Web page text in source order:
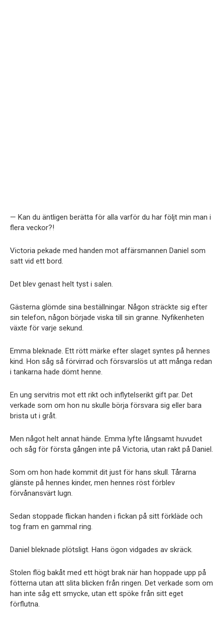
— Kan du äntligen berätta för alla varför du har följt min man i
flera veckor?!
Victoria pekade med handen mot affärsmannen Daniel som
satt vid ett bord.
Det blev genast helt tyst i salen.
Gästerna glömde sina beställningar. Någon sträckte sig efter
sin telefon, någon började viska till sin granne. Nyfikenheten
växte för varje sekund.
Emma bleknade. Ett rött märke efter slaget syntes på hennes
kind. Hon såg så förvirrad och försvarslös ut att många redan
i tankarna hade dömt henne.
En ung servitris mot ett rikt och inflytelserikt gift par. Det
verkade som om hon nu skulle börja försvara sig eller bara
brista ut i gråt.
Men något helt annat hände. Emma lyfte långsamt huvudet
och såg för första gången inte på Victoria, utan rakt på Daniel.
Som om hon hade kommit dit just för hans skull. Tårarna
glänste på hennes kinder, men hennes röst förblev
förvånansvärt lugn.
Sedan stoppade flickan handen i fickan på sitt förkläde och
tog fram en gammal ring.
Daniel bleknade plötsligt. Hans ögon vidgades av skräck.
Stolen flög bakåt med ett högt brak när han hoppade upp på
fötterna utan att slita blicken från ringen. Det verkade som om
han inte såg ett smycke, utan ett spöke från sitt eget
förflutna.